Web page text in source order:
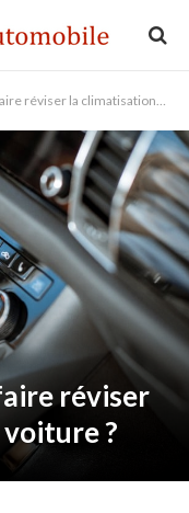
la climatisation de sa voiture ?
réviser
?